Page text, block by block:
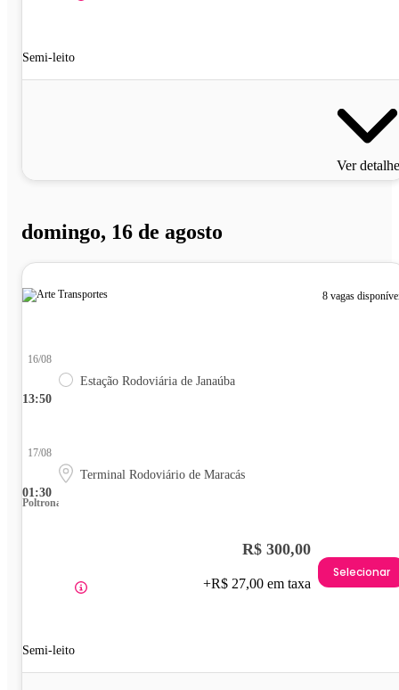
Semi-leito
Ver
domingo, 16 de agosto
8 vagas
13:50
16/08
Estação Rodoviária de Janaúba
01:30
17/08
Terminal Rodoviário de Maracás
Poltrona
Semi-leito
R$ 300,00
+R$ 27,00 em taxa
Selecionar